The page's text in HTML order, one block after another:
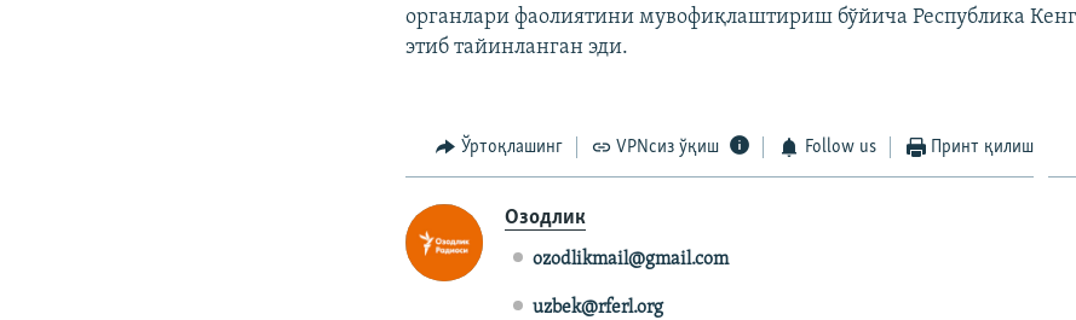
органлари фаолиятини мувофиқлаштириш бўйича Республика
этиб тайинланган эди.
Ўртоқлашинг VPNсиз ўқиш Follow us Принт қилиш
Озодлик
ozodlikmail@gmail.com
uzbek@rferl.org